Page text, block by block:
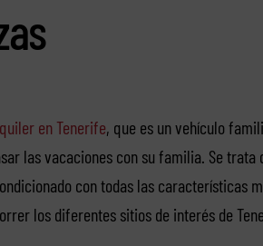
en Tenerife, que es un vehículo
las vacaciones con su familia. Se trata
con todas las características
los diferentes sitios de interés de